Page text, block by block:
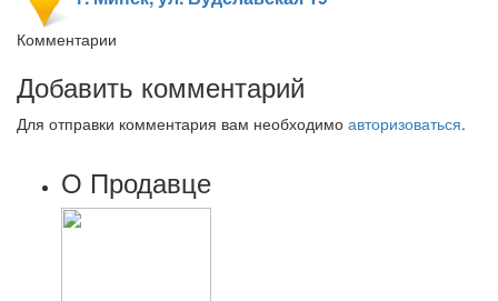
Комментарии
Добавить комментарий
Для отправки комментария вам необходимо авторизоваться.
О Продавце